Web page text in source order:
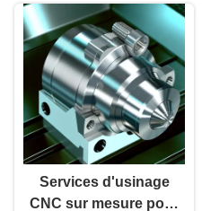
Services d'usinage
CNC sur mesure pour